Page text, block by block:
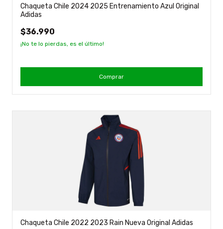
Chaqueta Chile 2024 2025 Entrenamiento Azul Original
Adidas
$36.990
¡No te lo pierdas, es el último!
Comprar
Chaqueta Chile 2022 2023 Rain Nueva Original Adidas